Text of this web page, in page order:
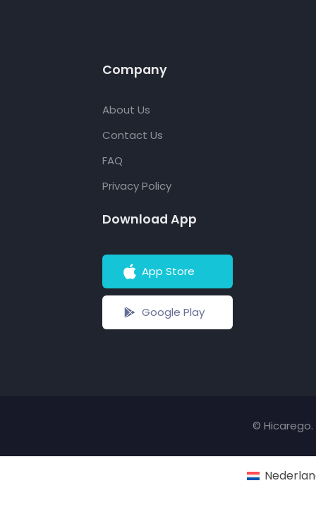
Company
About Us
Contact Us
FAQ
Privacy Policy
Download App
App Store
Google Play
© Hicarego.